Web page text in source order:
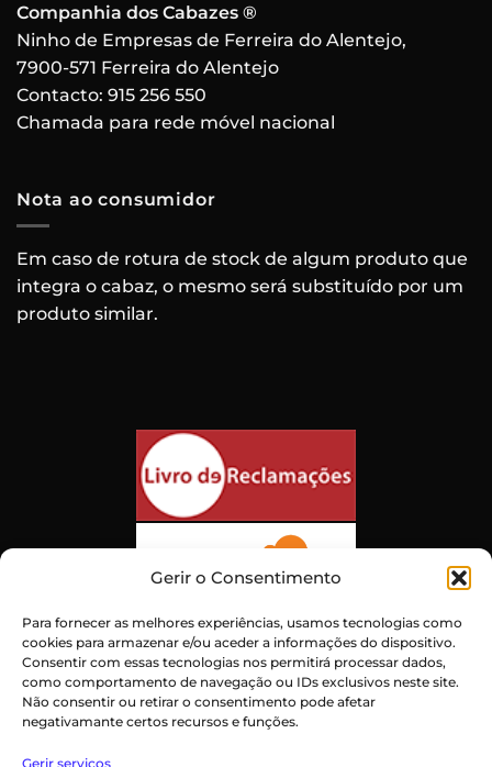
Gerir o Consentimento
Para fornecer as melhores experiências, usamos tecnologias como
cookies para armazenar e/ou aceder a informações do dispositivo.
Consentir com essas tecnologias nos permitirá processar dados,
como comportamento de navegação ou IDs exclusivos neste site.
Não consentir ou retirar o consentimento pode afetar
negativamante certos recursos e funções.
Gerir serviços
Companhia dos Cabazes ®
Ninho de Empresas de Ferreira do Alentejo,
7900-571 Ferreira do Alentejo
Contacto: 915 256 550
Chamada para rede móvel nacional
Nota ao consumidor
Em caso de rotura de stock de algum produto que
integra o cabaz, o mesmo será substituído por um
produto similar.